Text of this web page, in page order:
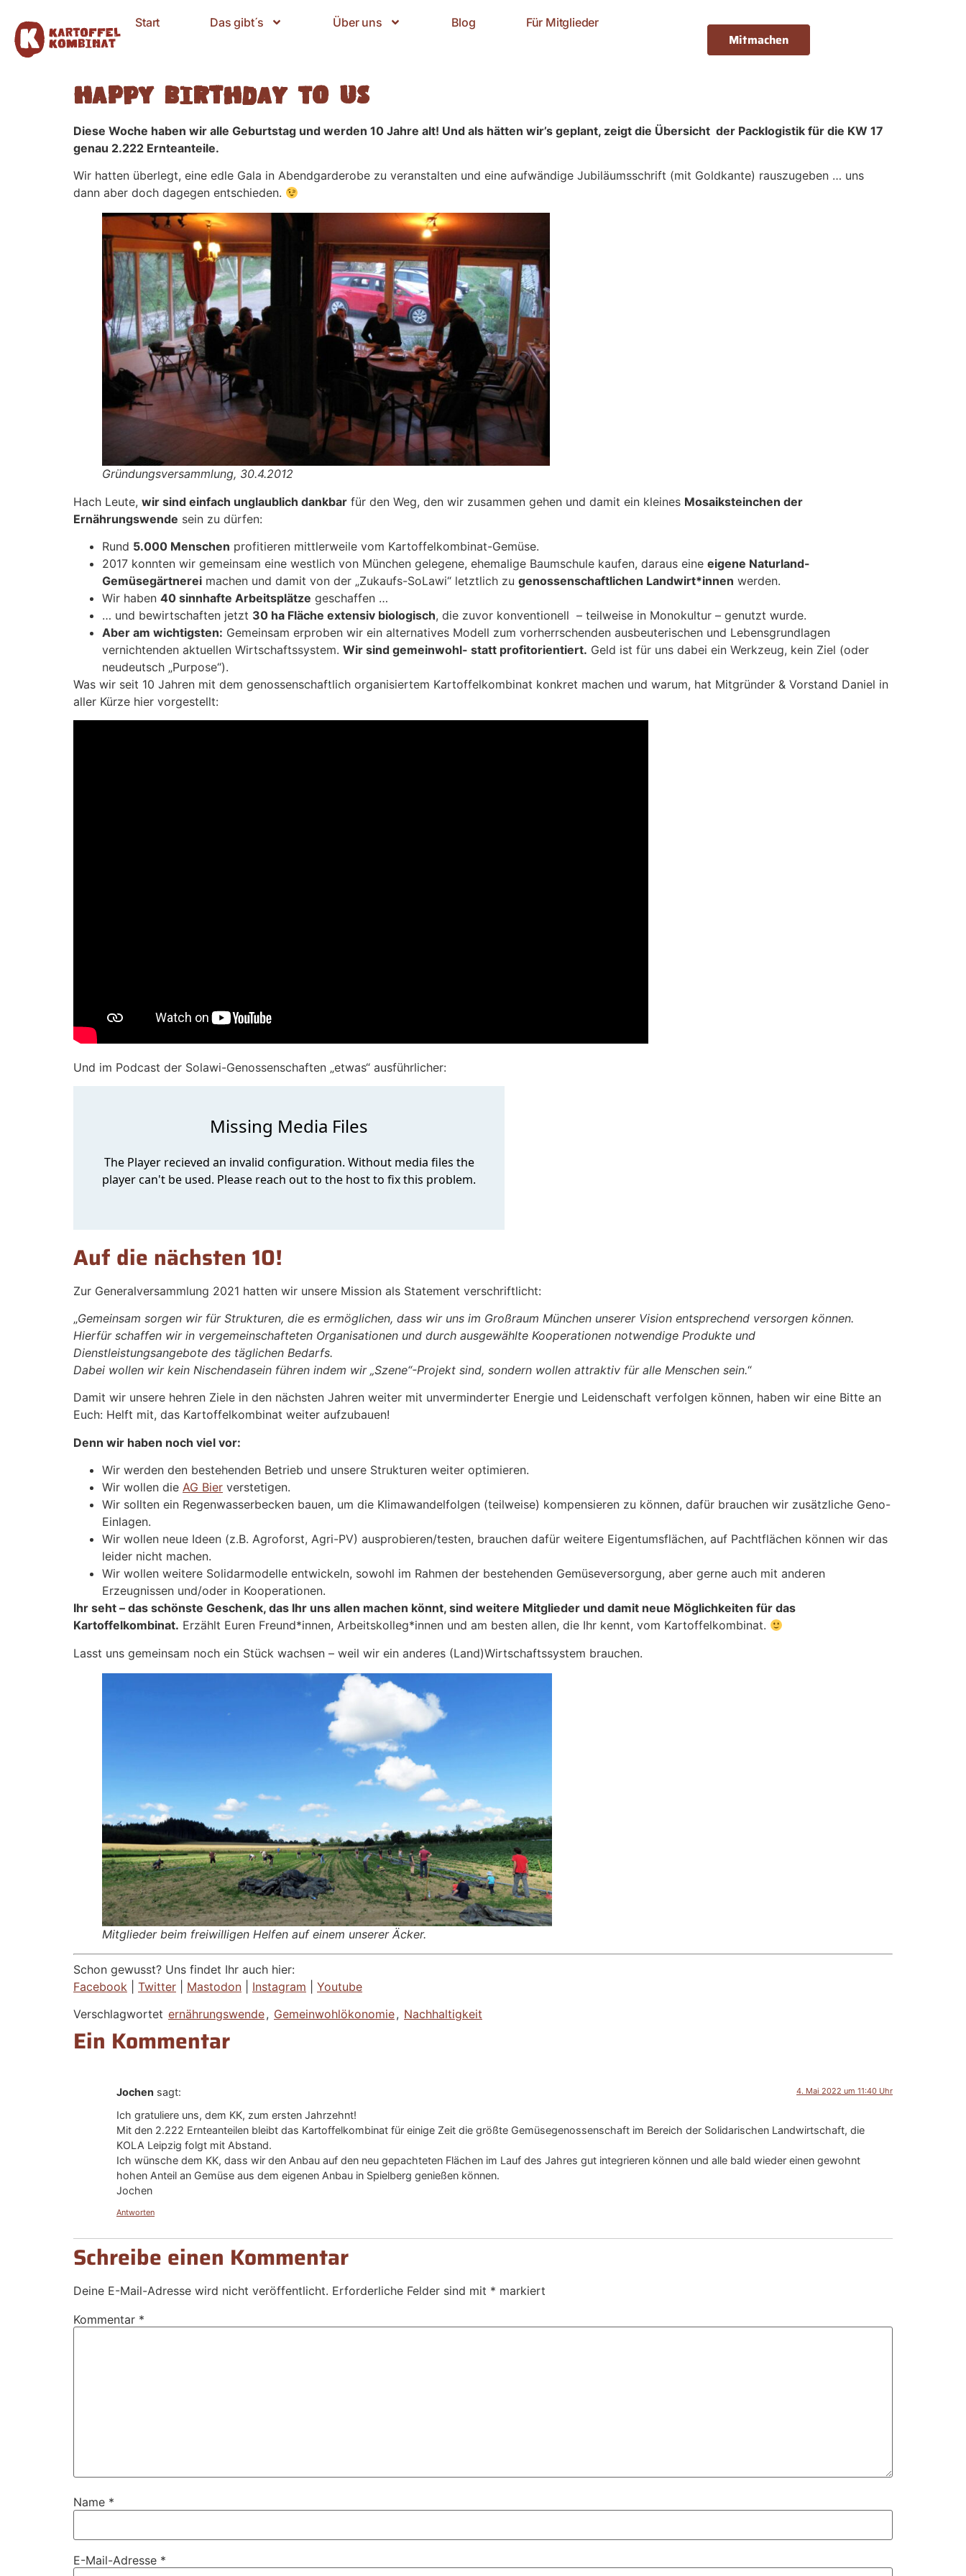
Start Das gibt´s Über uns Blog Für Mitglieder
Mitmachen
Happy Birthday to us
Diese Woche haben wir alle Geburtstag und werden 10 Jahre alt! Und als hätten wir’s geplant, zeigt die Übersicht der Packlogistik für die KW 17
genau 2.222 Ernteanteile.
Wir hatten überlegt, eine edle Gala in Abendgarderobe zu veranstalten und eine aufwändige Jubiläumsschrift (mit Goldkante) rauszugeben … uns
dann aber doch dagegen entschieden.
Gründungsversammlung, 30.4.2012
Hach Leute, wir sind einfach unglaublich dankbar für den Weg, den wir zusammen gehen und damit ein kleines Mosaiksteinchen der
Ernährungswende sein zu dürfen:
Rund 5.000 Menschen profitieren mittlerweile vom Kartoffelkombinat-Gemüse.
2017 konnten wir gemeinsam eine westlich von München gelegene, ehemalige Baumschule kaufen, daraus eine eigene Naturland-
Gemüsegärtnerei machen und damit von der „Zukaufs-SoLawi“ letztlich zu genossenschaftlichen Landwirt*innen werden.
Wir haben 40 sinnhafte Arbeitsplätze geschaffen …
… und bewirtschaften jetzt 30 ha Fläche extensiv biologisch, die zuvor konventionell – teilweise in Monokultur – genutzt wurde.
Aber am wichtigsten: Gemeinsam erproben wir ein alternatives Modell zum vorherrschenden ausbeuterischen und Lebensgrundlagen
vernichtenden aktuellen Wirtschaftssystem. Wir sind gemeinwohl- statt profitorientiert. Geld ist für uns dabei ein Werkzeug, kein Ziel (oder
neudeutsch „Purpose“).
Was wir seit 10 Jahren mit dem genossenschaftlich organisiertem Kartoffelkombinat konkret machen und warum, hat Mitgründer & Vorstand Daniel in
aller Kürze hier vorgestellt:
Und im Podcast der Solawi-Genossenschaften „etwas“ ausführlicher:
Auf die nächsten 10!
Zur Generalversammlung 2021 hatten wir unsere Mission als Statement verschriftlicht:
„Gemeinsam sorgen wir für Strukturen, die es ermöglichen, dass wir uns im Großraum München unserer Vision entsprechend versorgen können.
Hierfür schaffen wir in vergemeinschafteten Organisationen und durch ausgewählte Kooperationen notwendige Produkte und
Dienstleistungsangebote des täglichen Bedarfs.
Dabei wollen wir kein Nischendasein führen indem wir „Szene“-Projekt sind, sondern wollen attraktiv für alle Menschen sein.“
Damit wir unsere hehren Ziele in den nächsten Jahren weiter mit unverminderter Energie und Leidenschaft verfolgen können, haben wir eine Bitte an
Euch: Helft mit, das Kartoffelkombinat weiter aufzubauen!
Denn wir haben noch viel vor:
Wir werden den bestehenden Betrieb und unsere Strukturen weiter optimieren.
Wir wollen die AG Bier verstetigen.
Wir sollten ein Regenwasserbecken bauen, um die Klimawandelfolgen (teilweise) kompensieren zu können, dafür brauchen wir zusätzliche Geno-
Einlagen.
Wir wollen neue Ideen (z.B. Agroforst, Agri-PV) ausprobieren/testen, brauchen dafür weitere Eigentumsflächen, auf Pachtflächen können wir das
leider nicht machen.
Wir wollen weitere Solidarmodelle entwickeln, sowohl im Rahmen der bestehenden Gemüseversorgung, aber gerne auch mit anderen
Erzeugnissen und/oder in Kooperationen.
Ihr seht – das schönste Geschenk, das Ihr uns allen machen könnt, sind weitere Mitglieder und damit neue Möglichkeiten für das
Kartoffelkombinat. Erzählt Euren Freund*innen, Arbeitskolleg*innen und am besten allen, die Ihr kennt, vom Kartoffelkombinat.
Lasst uns gemeinsam noch ein Stück wachsen – weil wir ein anderes (Land)Wirtschaftssystem brauchen.
Mitglieder beim freiwilligen Helfen auf einem unserer Äcker.
Schon gewusst? Uns findet Ihr auch hier:
Facebook
Twitter Mastodon Instagram
Youtube
Verschlagwortet ernährungswende, Gemeinwohlökonomie, Nachhaltigkeit
Ein Kommentar
Jochen sagt: 4. Mai 2022 um 11:40 Uhr
Ich gratuliere uns, dem KK, zum ersten Jahrzehnt!
Mit den 2.222 Ernteanteilen bleibt das Kartoffelkombinat für einige Zeit die größte Gemüsegenossenschaft im Bereich der Solidarischen Landwirtschaft, die
KOLA Leipzig folgt mit Abstand.
Ich wünsche dem KK, dass wir den Anbau auf den neu gepachteten Flächen im Lauf des Jahres gut integrieren können und alle bald wieder einen gewohnt
hohen Anteil an Gemüse aus dem eigenen Anbau in Spielberg genießen können.
Jochen
Antworten
Schreibe einen Kommentar
Deine E-Mail-Adresse wird nicht veröffentlicht. Erforderliche Felder sind mit * markiert
Kommentar *
Name *
E-Mail-Adresse *